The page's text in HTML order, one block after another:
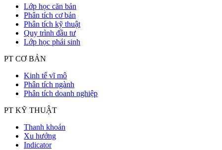
Lớp học căn bản
Phân tích cơ bản
Phân tích kỹ thuật
Quy trình đầu tư
Lớp học phái sinh
PT CƠ BẢN
Kinh tế vĩ mô
Phân tích ngành
Phân tích doanh nghiệp
PT KỸ THUẬT
Thanh khoản
Xu hướng
Indicator